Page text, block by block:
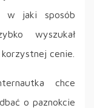
w jaki sposób
wyszukał
cenie.
chce
o paznokcie